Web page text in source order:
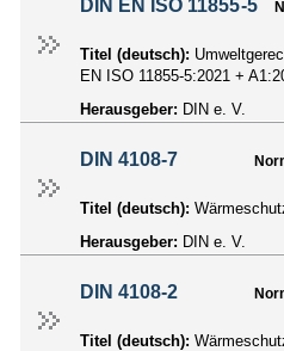
DIN EN ISO 11855-5
Titel (deutsch):
EN ISO 11855-5:2021 +
Herausgeber: DIN e. V.
DIN 4108-7
Titel (deutsch):
Herausgeber: DIN e. V.
DIN 4108-2
Titel (deutsch):